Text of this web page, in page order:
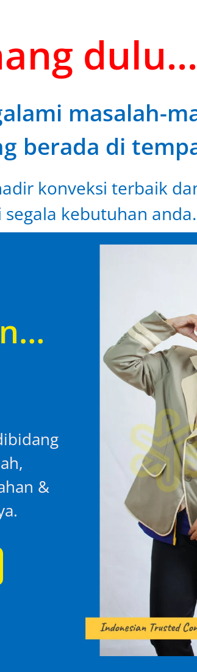
dulu...
masalah-
berada di
konveksi terbaik
segala kebutuhan
&